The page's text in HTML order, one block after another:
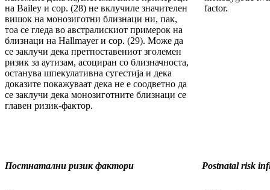
на Bailey и сор. (28) не вклучиле значителен
вишок на монозиготни близнаци ни, пак,
тоа се гледа во австралискиот примерок на
близнаци на Hallmayer и сор. (29). Може да
се заклучи дека претпоставениот зголемен
ризик за аутизам, асоциран со близначноста,
останува шпекулативна сугестија и дека
доказите покажуваат дека не е соодветно да
се заклучи дека монозиготните близнаци се
главен ризик-фактор.
factor.
Постнатални ризик фактори Postnatal risk